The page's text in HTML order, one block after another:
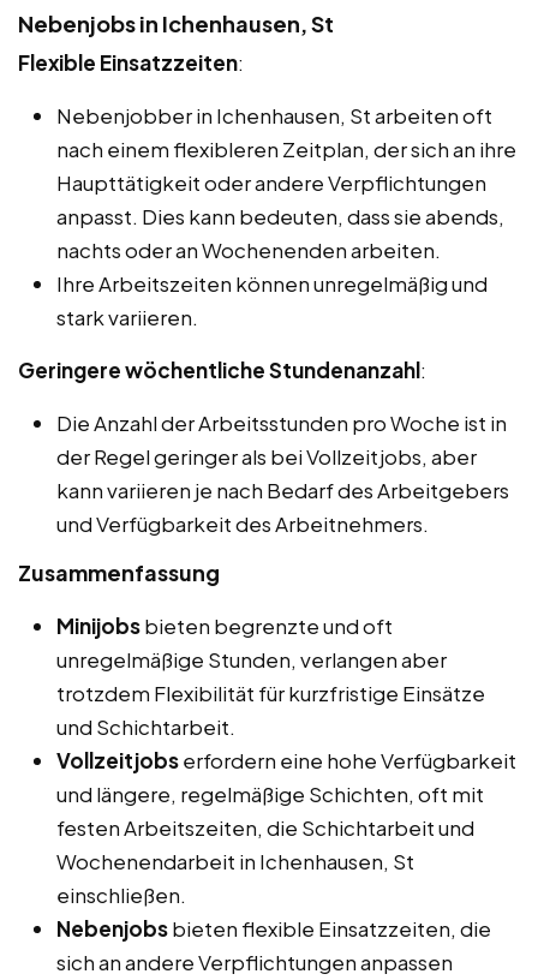
Nebenjobs in Ichenhausen, St
Flexible Einsatzzeiten:
Nebenjobber in Ichenhausen, St arbeiten oft
nach einem flexibleren Zeitplan, der sich an ihre
Haupttätigkeit oder andere Verpflichtungen
anpasst. Dies kann bedeuten, dass sie abends,
nachts oder an Wochenenden arbeiten.
Ihre Arbeitszeiten können unregelmäßig und
stark variieren.
Geringere wöchentliche Stundenanzahl:
Die Anzahl der Arbeitsstunden pro Woche ist in
der Regel geringer als bei Vollzeitjobs, aber
kann variieren je nach Bedarf des Arbeitgebers
und Verfügbarkeit des Arbeitnehmers.
Zusammenfassung
Minijobsbieten begrenzte und oft
unregelmäßige Stunden, verlangen aber
trotzdem Flexibilität für kurzfristige Einsätze
und Schichtarbeit.
Vollzeitjobserfordern eine hohe Verfügbarkeit
und längere, regelmäßige Schichten, oft mit
festen Arbeitszeiten, die Schichtarbeit und
Wochenendarbeit in Ichenhausen, St
einschließen.
Nebenjobsbieten flexible Einsatzzeiten, die
sich an andere Verpflichtungen anpassen